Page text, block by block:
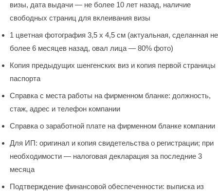
визы, дата выдачи — не более 10 лет назад, наличие
свободных страниц для вклеивания визы
1 цветная фотография 3,5 x 4,5 см (актуальная, сделанная не
более 6 месяцев назад, овал лица — 80% фото)
Копия предыдущих шенгенских виз и копия первой страницы
паспорта
Справка с места работы на фирменном бланке: должность,
стаж, адрес и телефон компании
Справка о заработной плате на фирменном бланке компании
Для ИП: оригинал и копия свидетельства о регистрации; при
необходимости — налоговая декларация за последние 3
месяца
Подтверждение финансовой обеспеченности: выписка из